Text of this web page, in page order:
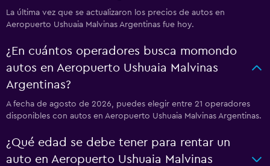
La última vez que se actualizaron los precios de autos en
Aeropuerto Ushuaia Malvinas Argentinas fue hoy.
¿En cuántos operadores busca momondo
autos en Aeropuerto Ushuaia Malvinas
Argentinas?
A fecha de agosto de 2026, puedes elegir entre 21 operadores
disponibles con autos en Aeropuerto Ushuaia Malvinas Argentinas.
¿Qué edad se debe tener para rentar un
auto en Aeropuerto Ushuaia Malvinas